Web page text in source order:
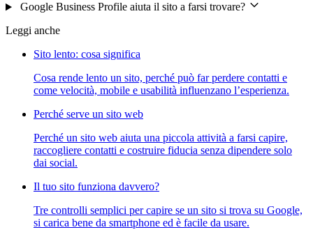
Google Business Profile aiuta il sito a farsi trovare?
Leggi anche
Sito lento: cosa significa
Cosa rende lento un sito, perché può far perdere contatti e
come velocità, mobile e usabilità influenzano l’esperienza.
Perché serve un sito web
Perché un sito web aiuta una piccola attività a farsi capire,
raccogliere contatti e costruire fiducia senza dipendere solo
dai social.
Il tuo sito funziona davvero?
Tre controlli semplici per capire se un sito si trova su Google,
si carica bene da smartphone ed è facile da usare.